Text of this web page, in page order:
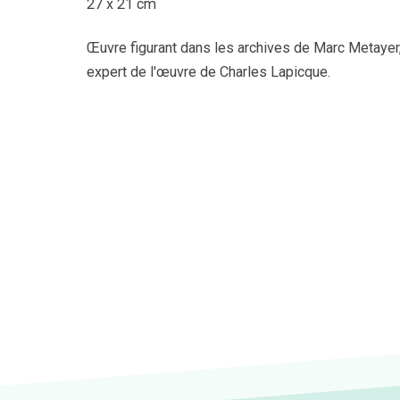
27 x 21 cm
Œuvre figurant dans les archives de Marc
expert de l'œuvre de Charles Lapicque.